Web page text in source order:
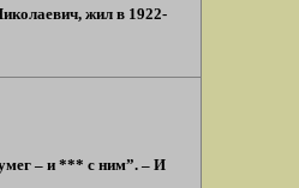
жил в 1922-
– и *** с ним”. – И